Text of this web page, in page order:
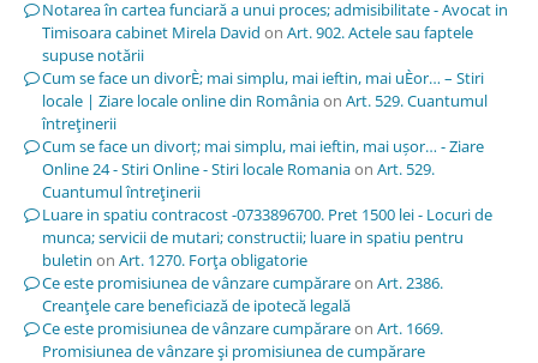
Notarea în cartea funciară a unui proces; admisibilitate - Avocat in
Timisoara cabinet Mirela David on Art. 902. Actele sau faptele
supuse notării
Cum se face un divorÈ; mai simplu, mai ieftin, mai uÈor… – Stiri
locale | Ziare locale online din Româniaon Art. 529. Cuantumul
întreţinerii
Cum se face un divorț; mai simplu, mai ieftin, mai ușor… - Ziare
Online 24 - Stiri Online - Stiri locale Romaniaon Art. 529.
Cuantumul întreţinerii
Luare in spatiu contracost -0733896700. Pret 1500 lei - Locuri de
munca; servicii de mutari; constructii; luare in spatiu pentru
buletin on Art. 1270. Forţa obligatorie
Ce este promisiunea de vânzare cumpărareon Art. 2386.
Creanţele care beneficiază de ipotecă legală
Ce este promisiunea de vânzare cumpărareon Art. 1669.
Promisiunea de vânzare şi promisiunea de cumpărare